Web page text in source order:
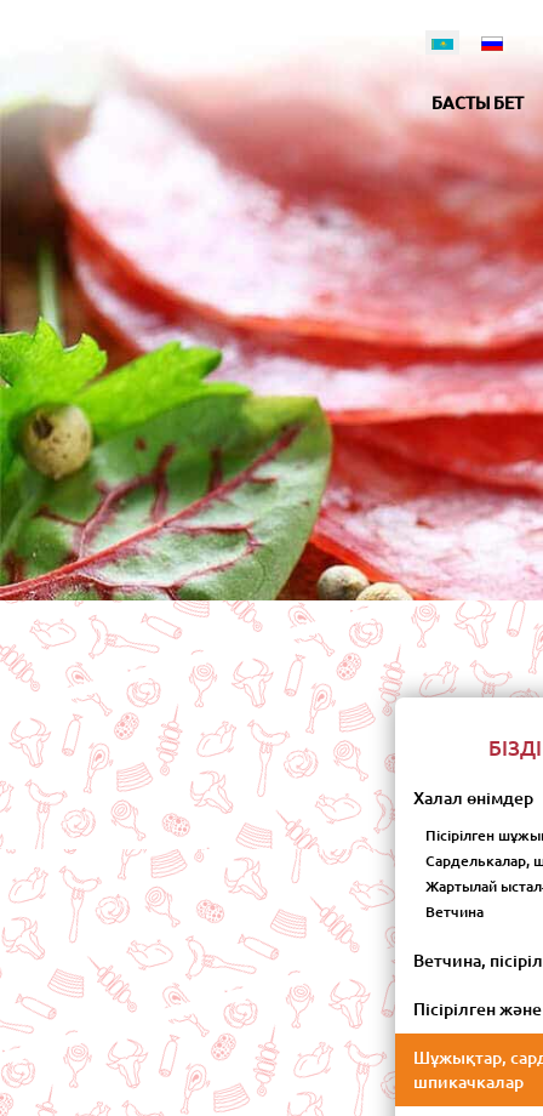
БАСТЫ БЕТ
Халал өнімдер
Пісірілген
Сарделькалар,
Жартылай
Ветчина
Ветчина,
Пісірілген
Шұжықтар,
шпикачкалар